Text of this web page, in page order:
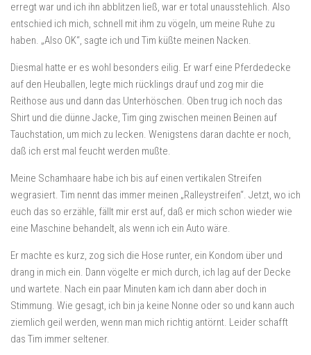
erregt war und ich ihn abblitzen ließ, war er total unausstehlich. Also
entschied ich mich, schnell mit ihm zu vögeln, um meine Ruhe zu
haben. „Also OK“, sagte ich und Tim küßte meinen Nacken.
Diesmal hatte er es wohl besonders eilig. Er warf eine Pferdedecke
auf den Heuballen, legte mich rücklings drauf und zog mir die
Reithose aus und dann das Unterhöschen. Oben trug ich noch das
Shirt und die dünne Jacke, Tim ging zwischen meinen Beinen auf
Tauchstation, um mich zu lecken. Wenigstens daran dachte er noch,
daß ich erst mal feucht werden mußte.
Meine Schamhaare habe ich bis auf einen vertikalen Streifen
wegrasiert. Tim nennt das immer meinen „Ralleystreifen“. Jetzt, wo ich
euch das so erzähle, fällt mir erst auf, daß er mich schon wieder wie
eine Maschine behandelt, als wenn ich ein Auto wäre.
Er machte es kurz, zog sich die Hose runter, ein Kondom über und
drang in mich ein. Dann vögelte er mich durch, ich lag auf der Decke
und wartete. Nach ein paar Minuten kam ich dann aber doch in
Stimmung. Wie gesagt, ich bin ja keine Nonne oder so und kann auch
ziemlich geil werden, wenn man mich richtig antörnt. Leider schafft
das Tim immer seltener.